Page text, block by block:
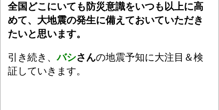
全国どこにいても防災意識をいつも以上に高
めて、大地震の発生に備えておいていただき
たいと思います。
引き続き、バシさんの地震予知に大注目＆検
証していきます。